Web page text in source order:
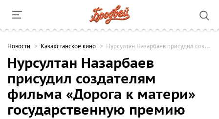
Новости Казахстанское кино Нурсултан Назарбаев присудил создателям фильма «Дорога к матери» государственную премию
Нурсултан Назарбаев
присудил создателям
фильма «Дорога к матери»
государственную премию